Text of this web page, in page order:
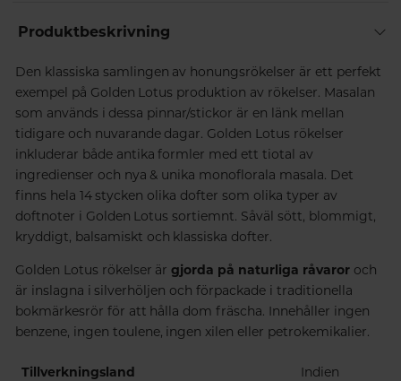
Produktbeskrivning
Den klassiska samlingen av honungsrökelser är ett perfekt
exempel på Golden Lotus produktion av rökelser. Masalan
som används i dessa pinnar/stickor är en länk mellan
tidigare och nuvarande dagar. Golden Lotus rökelser
inkluderar både antika formler med ett tiotal av
ingredienser och nya & unika monoflorala masala. Det
finns hela 14 stycken olika dofter som olika typer av
doftnoter i Golden Lotus sortiemnt. Såväl sött, blommigt,
kryddigt, balsamiskt och klassiska dofter.
Golden Lotus rökelser ärgjorda på naturliga råvaror och
är inslagna i silverhöljen och förpackade i traditionella
bokmärkesrör för att hålla dom fräscha. Innehåller ingen
benzene, ingen toulene, ingen xilen eller petrokemikalier.
Tillverkningsland Indien